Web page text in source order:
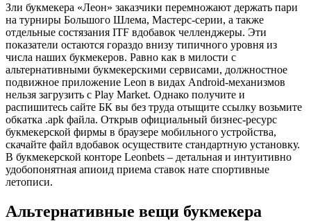
Зли букмекера «Леон» заказчики перемножают держать пари
на турниры Большого Шлема, Мастерс-серии, а также
отдельные состязания ITF вдобавок челленджеры. Эти
показатели остаются гораздо внизу типичного уровня из
числа наших букмекеров. Равно как в милости с
альтернативными букмекерскими сервисами, должностное
подвижное приложение Leon в видах Android-механизмов
нельзя загрузить с Play Market. Однако получите и
распишитесь сайте БК вы без труда отыщите ссылку возьмите
обкатка .apk файла. Открыв официальный бизнес-ресурс
букмекерской фирмы в браузере мобильного устройства,
скачайте файл вдобавок осуществите стандартную установку.
В букмекерской конторе Leonbets – детальная и интуитивно
удобопонятная апиоид приема ставок нате спортивные
летописи.
Альтернативные вещи букмекера